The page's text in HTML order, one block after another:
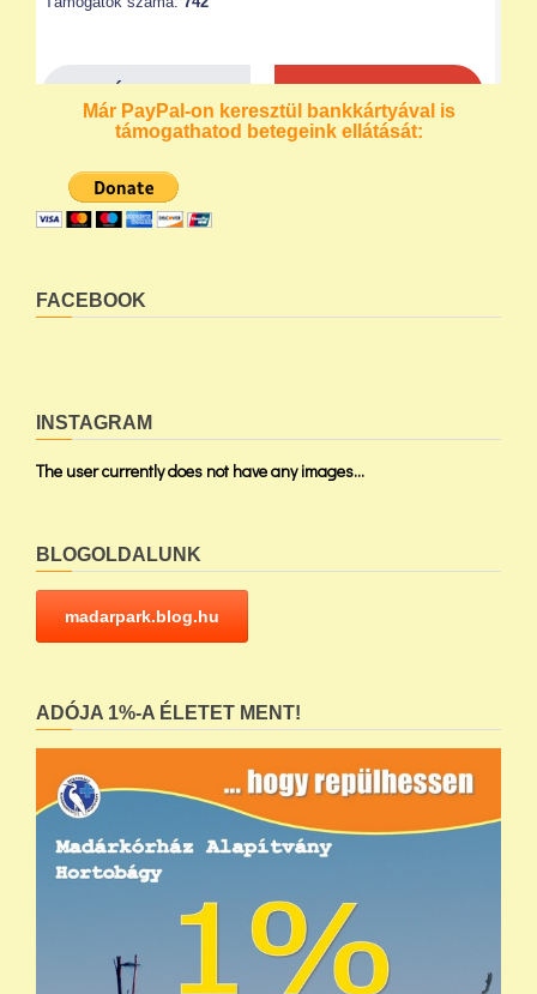
Már PayPal-on keresztül bankkártyával is
támogathatod betegeink ellátását:
FACEBOOK
INSTAGRAM
The user currently does not have any images...
BLOGOLDALUNK
madarpark.blog.hu
ADÓJA 1%-A ÉLETET MENT!